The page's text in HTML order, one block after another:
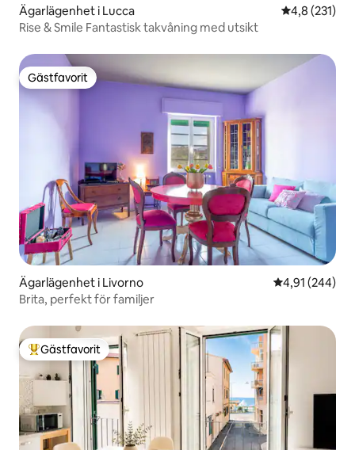
Ägarlägenhet i Lucca 4,8 av 5 i
4,8 (231)
Rise & Smile Fantastisk takvåning med utsikt
Gästfavorit
Gästfavorit
Ägarlägenhet i Livorno 4,91 av 5 i
4,91 (244)
Brita, perfekt för familjer
Populär gästfavorit
Gästfavorit